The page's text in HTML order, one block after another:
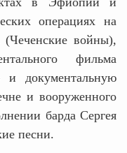
операциях на
(Чеченские войны),
фильма
и документальную
и вооруженного
барда Сергея
песни.